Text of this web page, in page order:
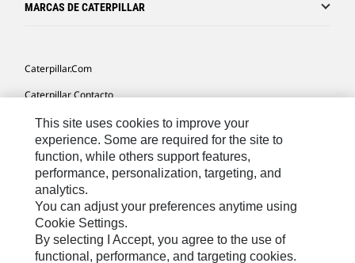
MARCAS DE CATERPILLAR
Caterpillar.com
Caterpillar Contacto
Mis Preferencias De Marketing
Site Map
Cookie Settings
Legal
Privacy
This site uses cookies to improve your
experience. Some are required for the site to
function, while others support features,
performance, personalization, targeting, and
analytics.
You can adjust your preferences anytime using
Cookie Settings.
By selecting I Accept, you agree to the use of
functional, performance, and targeting cookies.